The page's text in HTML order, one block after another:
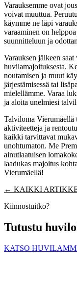
Varauksemme ovat
voivat muuttua.
käymme ne läpi
varaaminen on
suunnitteluun ja
Varauksen jälkeen
huvilamajoituksesta.
noutamisen ja muut
järjestämisessä tai
mielellämme. Varaa
ja aloita unelmiesi
Talviloma Vierumäellä
aktiviteetteja ja
kaikki tarvittavat
unohtumaton. Me
ainutlaatuisen
laadukas majoitus
Vierumäellä!
← KAIKKI
Kiinnostuitko?
Tutustu
KATSO